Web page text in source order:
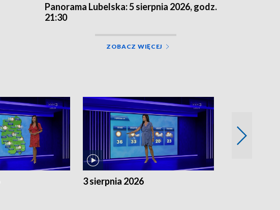
Panorama Lubelska: 5 sierpnia 2026, godz.
21:30
ZOBACZ WIĘCEJ
3 sierpnia 2026